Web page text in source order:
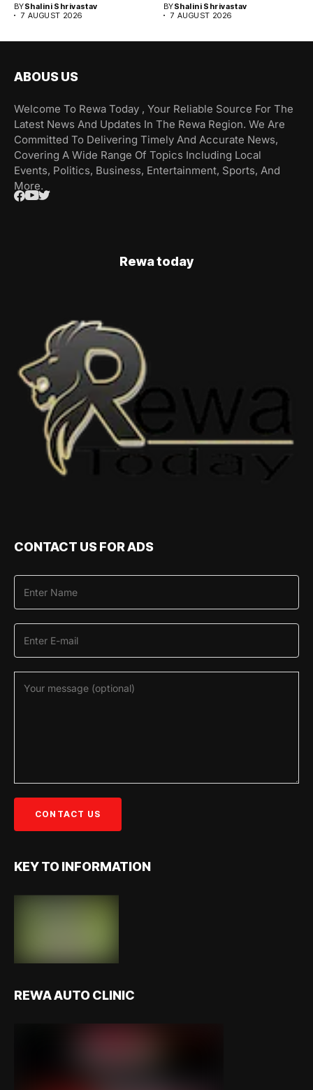
BYShalini Shrivastav
7 AUGUST 2026
BYShalini Shrivastav
7 AUGUST 2026
ABOUS US
Welcome To Rewa Today , Your Reliable Source For The
Latest News And Updates In The Rewa Region. We Are
Committed To Delivering Timely And Accurate News,
Covering A Wide Range Of Topics Including Local
Events, Politics, Business, Entertainment, Sports, And
More.
Rewa today
CONTACT US FOR ADS
KEY TO INFORMATION
REWA AUTO CLINIC